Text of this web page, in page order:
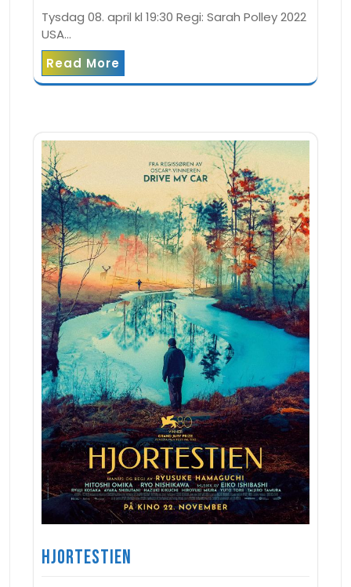
Tysdag 08. april kl 19:30 Regi: Sarah Polley 2022
USA…
Read More
Hjortestien